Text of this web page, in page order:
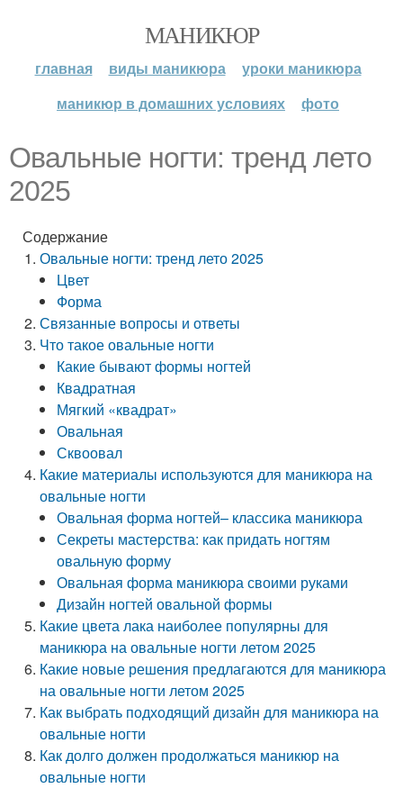
МАНИКЮР
главная виды маникюра
уроки маникюра
маникюр в домашних условиях
фото
Овальные ногти: тренд лето
2025
Содержание
Овальные ногти: тренд лето 2025
Цвет
Форма
Связанные вопросы и ответы
Что такое овальные ногти
Какие бывают формы ногтей
Квадратная
Мягкий «квадрат»
Овальная
Сквоовал
Какие материалы используются для маникюра на
овальные ногти
Овальная форма ногтей– классика маникюра
Секреты мастерства: как придать ногтям
овальную форму
Овальная форма маникюра своими руками
Дизайн ногтей овальной формы
Какие цвета лака наиболее популярны для
маникюра на овальные ногти летом 2025
Какие новые решения предлагаются для маникюра
на овальные ногти летом 2025
Как выбрать подходящий дизайн для маникюра на
овальные ногти
Как долго должен продолжаться маникюр на
овальные ногти